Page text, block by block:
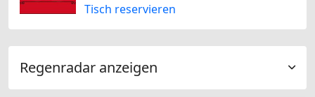
Tisch reservieren
Regenradar anzeigen